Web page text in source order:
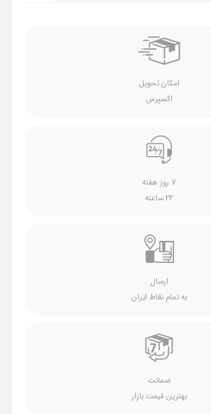
امکان تحویل
اکسپرس
۷ روز هفته
۲۴ ساعته
ارسال
به تمام نقاط ایران
ضمانت
بهترین قیمت بازار